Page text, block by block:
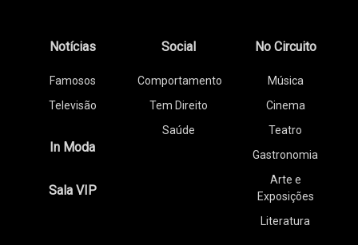
Notícias
Famosos
Televisão
In Moda
Sala VIP
Social
Comportamento
Tem Direito
Saúde
No Circuito
Música
Cinema
Teatro
Gastronomia
Arte e
Exposições
Literatura